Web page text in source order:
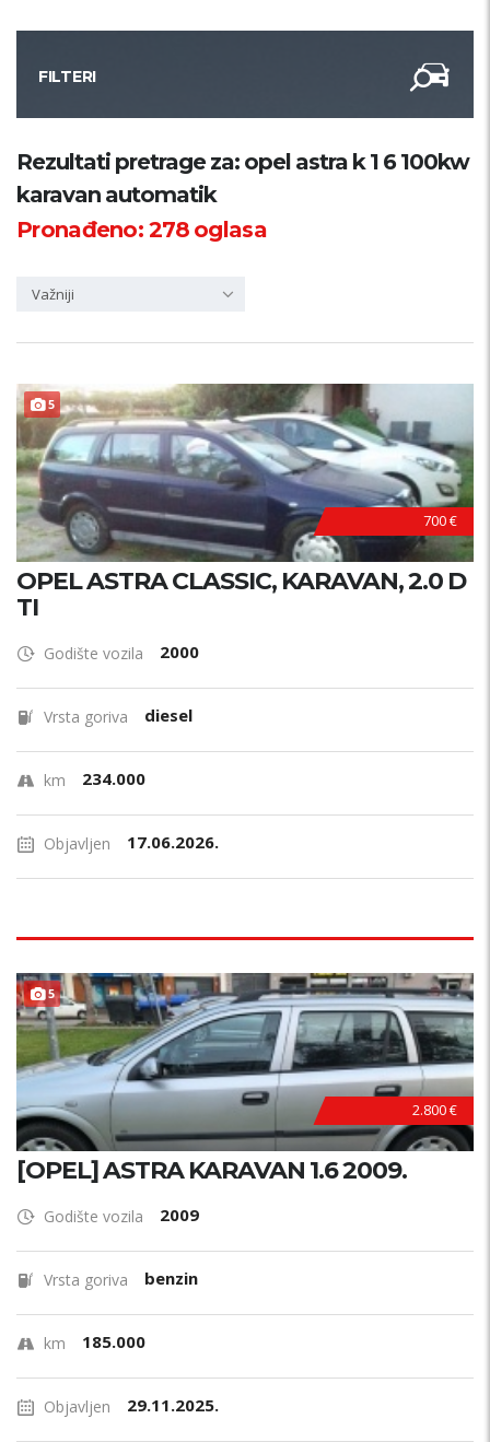
FILTERI
Kategorija
Županija
Rezultati pretrage za: opel astra k 1 6 100kw
karavan automatik
Pronađeno:278oglasa
Važniji
5
700 €
OPEL ASTRA CLASSIC, KARAVAN, 2.0 D
TI
Godište vozila 2000
Vrsta goriva diesel
km 234.000
Objavljen 17.06.2026.
5
2.800 €
[OPEL] ASTRA KARAVAN 1.6 2009.
Godište vozila 2009
Vrsta goriva benzin
km 185.000
Objavljen 29.11.2025.